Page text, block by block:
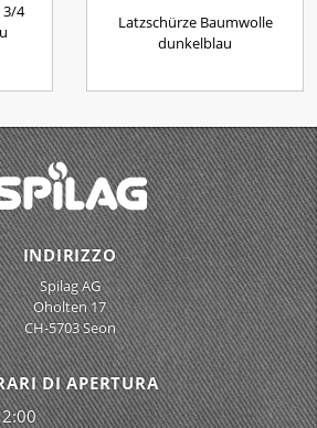
3/4
Latzschürze Baumwolle
dunkelblau
INDIRIZZO
Spilag AG
Oholten 17
CH-5703 Seon
DI APERTURA